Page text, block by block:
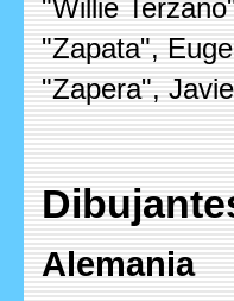
"Willie
"Zapata",
"Zapera",
Alemania